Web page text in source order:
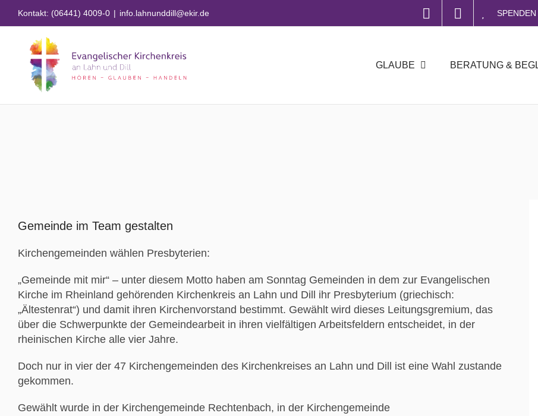
Kontakt: (06441) 4009-0 | info.lahnunddill@ekir.de SPENDEN
GLAUBE BERATUNG &
grösseres
Gemeinde im Team gestalten
Kirchengemeinden wählen Presbyterien:
„Gemeinde mit mir“ – unter diesem Motto haben am Sonntag Gemeinden in dem zur Evangelischen
Kirche im Rheinland gehörenden Kirchenkreis an Lahn und Dill ihr Presbyterium (griechisch:
„Ältestenrat“) und damit ihren Kirchenvorstand bestimmt. Gewählt wird dieses Leitungsgremium, das
über die Schwerpunkte der Gemeindearbeit in ihren vielfältigen Arbeitsfeldern entscheidet, in der
rheinischen Kirche alle vier Jahre.
Doch nur in vier der 47 Kirchengemeinden des Kirchenkreises an Lahn und Dill ist eine Wahl zustande
gekommen.
Gewählt wurde in der Kirchengemeinde Rechtenbach, in der Kirchengemeinde